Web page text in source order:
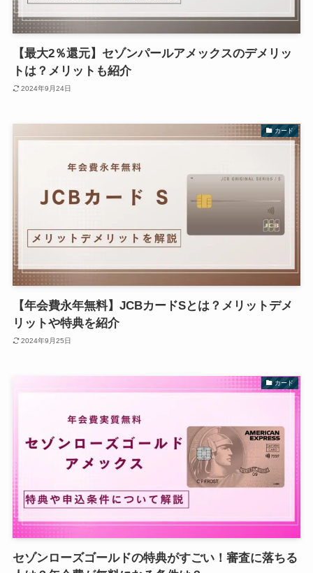
【最大2％還元】セゾンパールアメックスのデメリッ
トは？メリットも紹介
2024年9月24日
カード
【年会費永年無料】JCBカードSとは？メリットデメ
リットや特典を紹介
2024年9月25日
カード
セゾンローズゴールドの特典がすごい！審査に落ちる